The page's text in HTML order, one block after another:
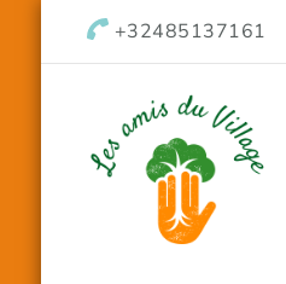
+32485137161